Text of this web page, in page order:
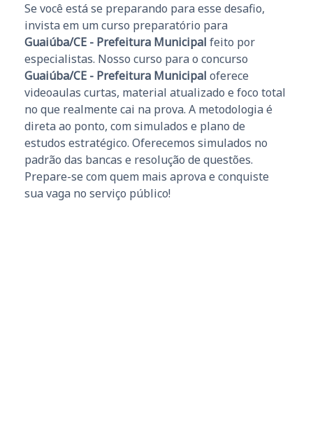
Se você está se preparando para esse desafio,
invista em um curso preparatório para
Guaiúba/CE - Prefeitura Municipal feito por
especialistas. Nosso curso para o concurso
Guaiúba/CE - Prefeitura Municipal oferece
videoaulas curtas, material atualizado e foco total
no que realmente cai na prova. A metodologia é
direta ao ponto, com simulados e plano de
estudos estratégico. Oferecemos simulados no
padrão das bancas e resolução de questões.
Prepare-se com quem mais aprova e conquiste
sua vaga no serviço público!